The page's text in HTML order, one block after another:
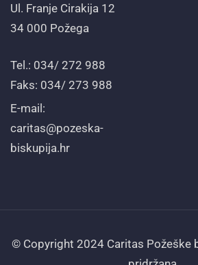
Ul. Franje Cirakija 12
34 000 Požega
Tel.: 034/ 272 988
Faks: 034/ 273 988
E-mail:
caritas@pozeska-
biskupija.hr
© Copyright 2024 Caritas Požeške